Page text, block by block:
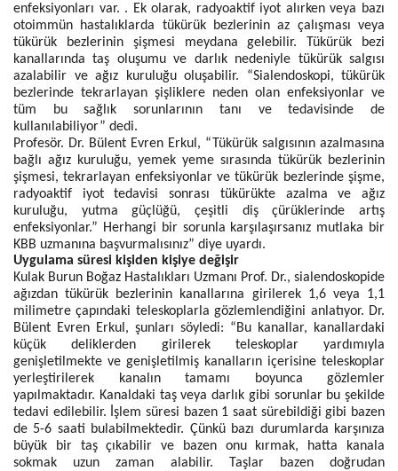
enfeksiyonları var. . Ek olarak, radyoaktif iyot alırken veya bazı
otoimmün hastalıklarda tükürük bezlerinin az çalışması veya
tükürük bezlerinin şişmesi meydana gelebilir. Tükürük bezi
kanallarında taş oluşumu ve darlık nedeniyle tükürük salgısı
azalabilir ve ağız kuruluğu oluşabilir. “Sialendoskopi, tükürük
bezlerinde tekrarlayan şişliklere neden olan enfeksiyonlar ve
tüm bu sağlık sorunlarının tanı ve tedavisinde de
kullanılabiliyor” dedi.
Profesör. Dr. Bülent Evren Erkul, “Tükürük salgısının azalmasına
bağlı ağız kuruluğu, yemek yeme sırasında tükürük bezlerinin
şişmesi, tekrarlayan enfeksiyonlar ve tükürük bezlerinde şişme,
radyoaktif iyot tedavisi sonrası tükürükte azalma ve ağız
kuruluğu, yutma güçlüğü, çeşitli diş çürüklerinde artış
enfeksiyonlar.” Herhangi bir sorunla karşılaşırsanız mutlaka bir
KBB uzmanına başvurmalısınız” diye uyardı.
Uygulama süresi kişiden kişiye değişir
Kulak Burun Boğaz Hastalıkları Uzmanı Prof. Dr., sialendoskopide
ağızdan tükürük bezlerinin kanallarına girilerek 1,6 veya 1,1
milimetre çapındaki teleskoplarla gözlemlendiğini anlatıyor. Dr.
Bülent Evren Erkul, şunları söyledi: “Bu kanallar, kanallardaki
küçük deliklerden girilerek teleskoplar yardımıyla
genişletilmekte ve genişletilmiş kanalların içerisine teleskoplar
yerleştirilerek kanalın tamamı boyunca gözlemler
yapılmaktadır. Kanaldaki taş veya darlık gibi sorunlar bu şekilde
tedavi edilebilir. İşlem süresi bazen 1 saat sürebildiği gibi bazen
de 5-6 saati bulabilmektedir. Çünkü bazı durumlarda karşınıza
büyük bir taş çıkabilir ve bazen onu kırmak, hatta kanala
sokmak uzun zaman alabilir. Taşlar bazen doğrudan